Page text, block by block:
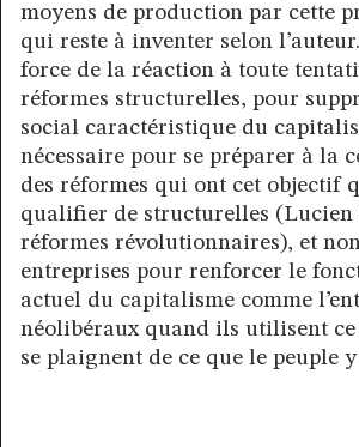
moyens de production par cette
qui reste à inventer selon
force de la réaction à toute
réformes structurelles, pour
social caractéristique du
nécessaire pour se préparer à la
des réformes qui ont cet objectif
qualifier de structurelles (Lucien
réformes révolutionnaires), et
entreprises pour renforcer le
actuel du capitalisme comme
néolibéraux quand ils utilisent
se plaignent de ce que le peuple